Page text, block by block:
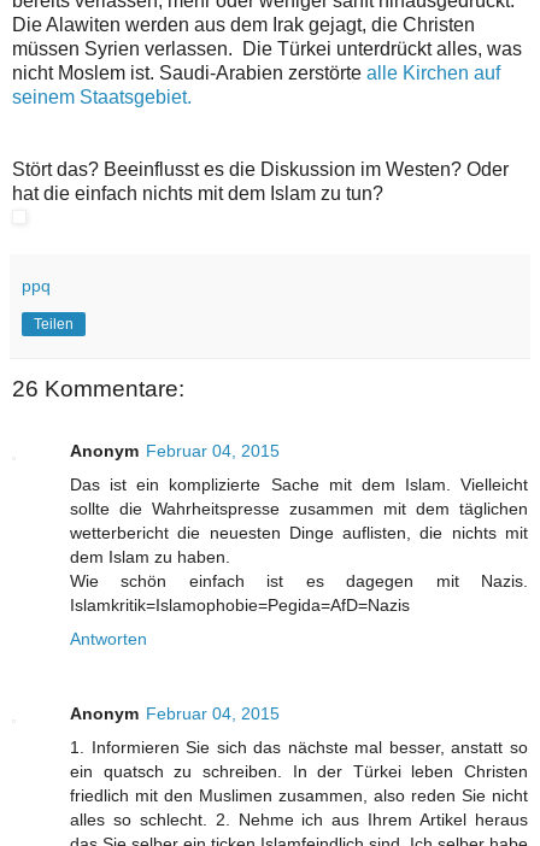
Die Alawiten werden aus dem Irak gejagt, die Christen
müssen Syrien verlassen. Die Türkei unterdrückt alles, was
nicht Moslem ist. Saudi-Arabien zerstörte alle Kirchen auf
seinem Staatsgebiet.
Stört das? Beeinflusst es die Diskussion im Westen? Oder
hat die einfach nichts mit dem Islam zu tun?
ppq
Teilen
26 Kommentare:
Anonym Februar 04, 2015
Das ist ein komplizierte Sache mit dem Islam. Vielleicht
sollte die Wahrheitspresse zusammen mit dem täglichen
wetterbericht die neuesten Dinge auflisten, die nichts mit
dem Islam zu haben.
Wie schön einfach ist es dagegen mit Nazis.
Islamkritik=Islamophobie=Pegida=AfD=Nazis
Antworten
Anonym Februar 04, 2015
1. Informieren Sie sich das nächste mal besser, anstatt so
ein quatsch zu schreiben. In der Türkei leben Christen
friedlich mit den Muslimen zusammen, also reden Sie nicht
alles so schlecht. 2. Nehme ich aus Ihrem Artikel heraus